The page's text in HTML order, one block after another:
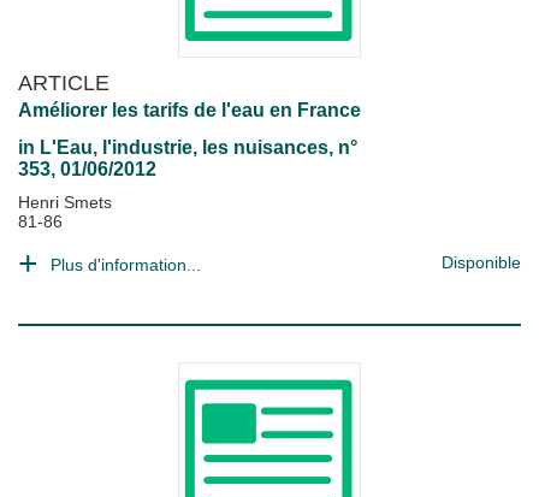
ARTICLE
Améliorer les tarifs de l'eau en France
in L'Eau, l'industrie, les nuisances, n°
353, 01/06/2012
Henri Smets
81-86
Plus d'information... Disponible